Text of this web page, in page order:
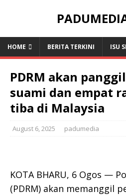
HOME BERITA TERKINI ISU
PDRM akan
suami dan empat
tiba di Malaysia
August 6, 2025 padumedia
KOTA BHARU, 6 Ogos —
(PDRM) akan memanggil